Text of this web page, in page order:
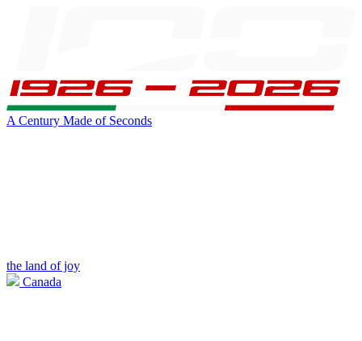
A Century Made of Seconds
the land of joy
Canada